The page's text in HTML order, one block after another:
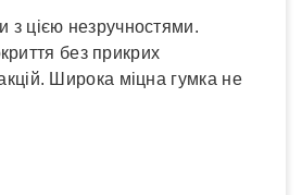
з цією незручностями.
без прикрих
Широка міцна гумка не